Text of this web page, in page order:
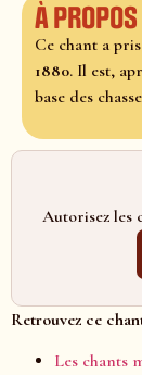
À propos
Ce chant a
1880. Il est,
base des
Autorisez les
Retrouvez ce
Les chants